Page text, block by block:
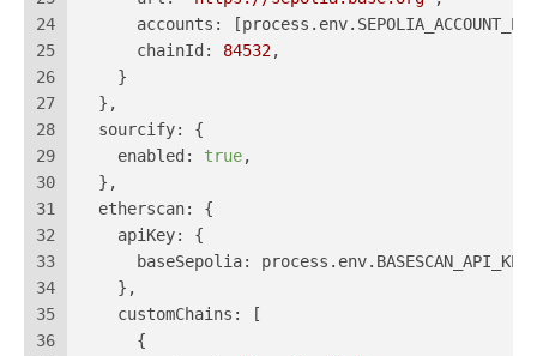
24
25
26
27
28
29
30
31
32
33
34
35
36
accounts : [process. env.
chainId : 84532,
    }
  },
sourcify: {
enabled : true,
  },
etherscan: {
apiKey: {
baseSepolia: process. env. BASESCAN_API_KEY
    },
customChains : [
      {